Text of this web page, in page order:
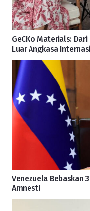
GeCKo Materials:
Luar Angkasa
Venezuela Bebaskan
Amnesti